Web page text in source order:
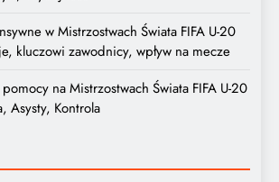
w Mistrzostwach Świata FIFA U-20
kluczowi zawodnicy, wpływ na mecze
na Mistrzostwach Świata FIFA U-20
Asysty, Kontrola